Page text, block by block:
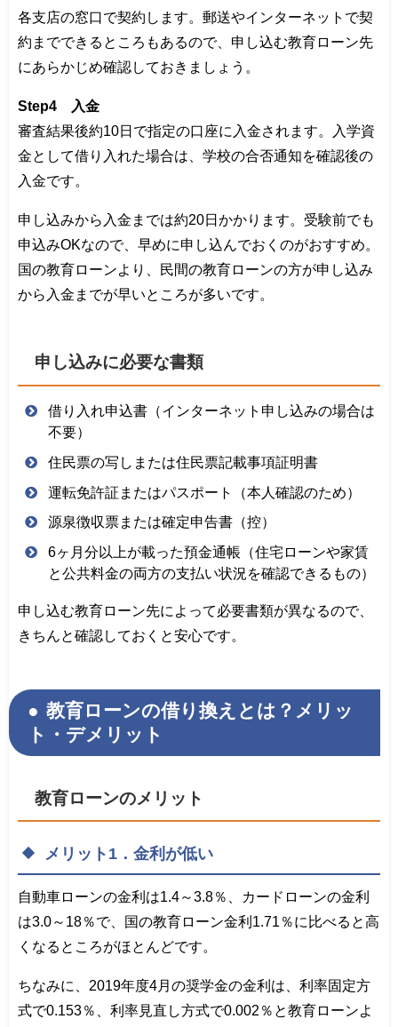
各支店の窓口で契約します。郵送やインターネットで契
約までできるところもあるので、申し込む教育ローン先
にあらかじめ確認しておきましょう。
Step4 入金
審査結果後約10日で指定の口座に入金されます。入学資
金として借り入れた場合は、学校の合否通知を確認後の
入金です。
申し込みから入金までは約20日かかります。受験前でも
申込みOKなので、早めに申し込んでおくのがおすすめ。
国の教育ローンより、民間の教育ローンの方が申し込み
から入金までが早いところが多いです。
申し込みに必要な書類
借り入れ申込書（インターネット申し込みの場合は
不要）
住民票の写しまたは住民票記載事項証明書
運転免許証またはパスポート（本人確認のため）
源泉徴収票または確定申告書（控）
6ヶ月分以上が載った預金通帳（住宅ローンや家賃
と公共料金の両方の支払い状況を確認できるもの）
申し込む教育ローン先によって必要書類が異なるので、
きちんと確認しておくと安心です。
教育ローンの借り換えとは？メリッ
ト・デメリット
教育ローンのメリット
メリット1．金利が低い
自動車ローンの金利は1.4～3.8％、カードローンの金利
は3.0～18％で、国の教育ローン金利1.71％に比べると高
くなるところがほとんどです。
ちなみに、2019年度4月の奨学金の金利は、利率固定方
式で0.153％、利率見直し方式で0.002％と教育ローンよ